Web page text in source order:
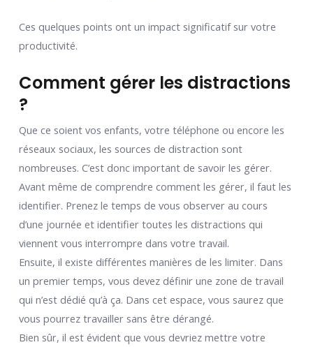
Ces quelques points ont un impact significatif sur votre
productivité.
Comment gérer les distractions
?
Que ce soient vos enfants, votre téléphone ou encore les
réseaux sociaux, les sources de distraction sont
nombreuses. C’est donc important de savoir les gérer.
Avant même de comprendre comment les gérer, il faut les
identifier. Prenez le temps de vous observer au cours
d’une journée et identifier toutes les distractions qui
viennent vous interrompre dans votre travail.
Ensuite, il existe différentes manières de les limiter. Dans
un premier temps, vous devez définir une zone de travail
qui n’est dédié qu’à ça. Dans cet espace, vous saurez que
vous pourrez travailler sans être dérangé.
Bien sûr, il est évident que vous devriez mettre votre